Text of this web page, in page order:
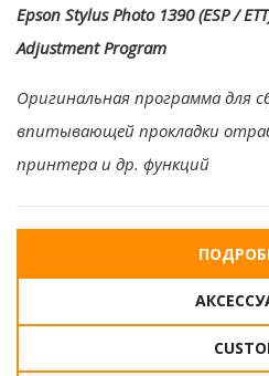
Epson Stylus Photo 1390 (ESP /
Adjustment Program
Оригинальная программа для
впитывающей прокладки
принтера и др. функций